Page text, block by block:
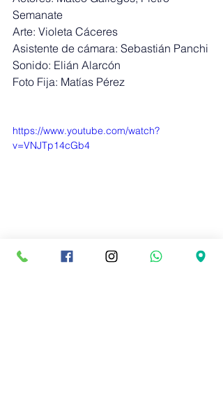
Semanate
Arte: Violeta Cáceres
Asistente de cámara: Sebastián Panchi
Sonido: Elián Alarcón
Foto Fija: Matías Pérez
https://www.youtube.com/watch?
v=VNJTp14cGb4